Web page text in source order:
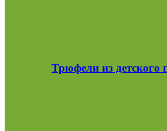
Трюфели из детского